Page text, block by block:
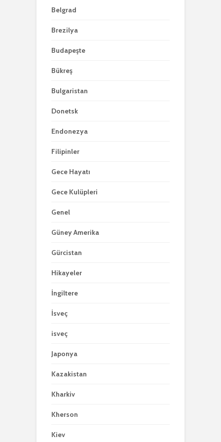
Belgrad
Brezilya
Budapeşte
Bükreş
Bulgaristan
Donetsk
Endonezya
Filipinler
Gece Hayatı
Gece Kulüpleri
Genel
Güney Amerika
Gürcistan
Hikayeler
İngiltere
İsveç
isveç
Japonya
Kazakistan
Kharkiv
Kherson
Kiev